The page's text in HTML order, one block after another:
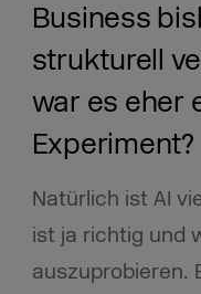
Business
strukturell
war es eher
Experiment?
Natürlich ist AI
ist ja richtig und
auszuprobieren.